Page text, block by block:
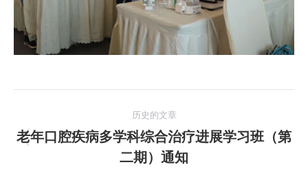
章
历史的文章
历
史
老年口腔疾病多学科综合治疗进展学习班（第
二期）通知